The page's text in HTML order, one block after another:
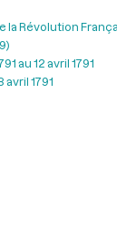
la Révolution
au 12 avril 1791
avril 1791